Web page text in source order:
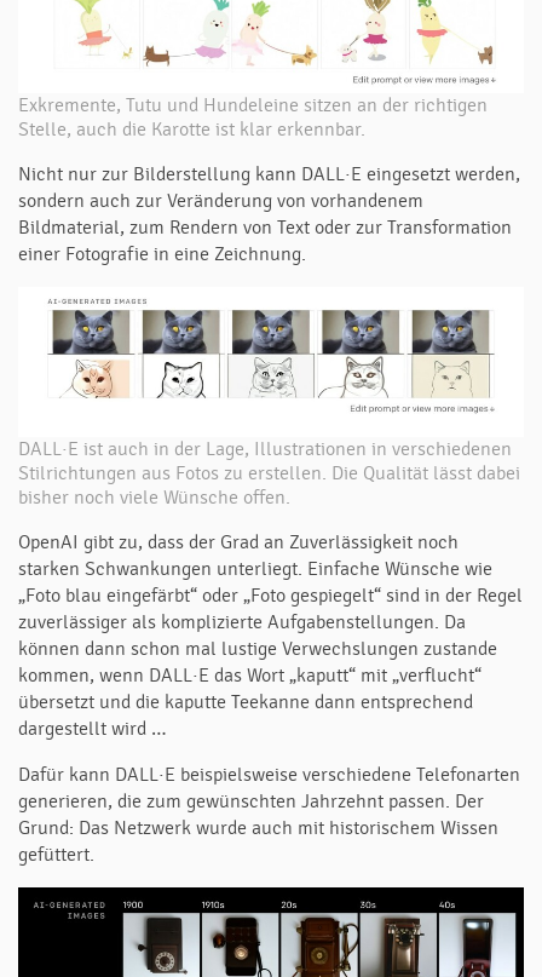
Exkremente, Tutu und Hundeleine sitzen an der richtigen
Stelle, auch die Karotte ist klar erkennbar.
Nicht nur zur Bilderstellung kann DALL·E eingesetzt werden,
sondern auch zur Veränderung von vorhandenem
Bildmaterial, zum Rendern von Text oder zur Transformation
einer Fotografie in eine Zeichnung.
DALL·E ist auch in der Lage, Illustrationen in verschiedenen
Stilrichtungen aus Fotos zu erstellen. Die Qualität lässt dabei
bisher noch viele Wünsche offen.
OpenAI gibt zu, dass der Grad an Zuverlässigkeit noch
starken Schwankungen unterliegt. Einfache Wünsche wie
„Foto blau eingefärbt“ oder „Foto gespiegelt“ sind in der Regel
zuverlässiger als komplizierte Aufgabenstellungen. Da
können dann schon mal lustige Verwechslungen zustande
kommen, wenn DALL·E das Wort „kaputt“ mit „verflucht“
übersetzt und die kaputte Teekanne dann entsprechend
dargestellt wird …
Dafür kann DALL·E beispielsweise verschiedene Telefonarten
generieren, die zum gewünschten Jahrzehnt passen. Der
Grund: Das Netzwerk wurde auch mit historischem Wissen
gefüttert.